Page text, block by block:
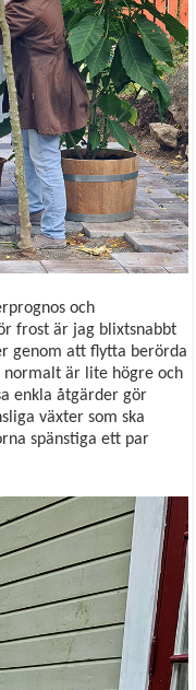
och
frost är jag blixtsnabbt
genom att flytta berörda
är lite högre och
enkla åtgärder gör
växter som ska
spänstiga ett par